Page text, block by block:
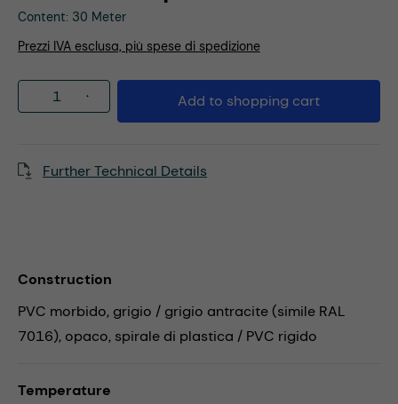
Content: 30 Meter
Prezzi IVA esclusa, più spese di spedizione
Product Quantity: Enter the desired
Add to shopping cart
Further Technical Details
Construction
PVC morbido, grigio / grigio antracite (simile RAL
7016), opaco, spirale di plastica / PVC rigido
Temperature